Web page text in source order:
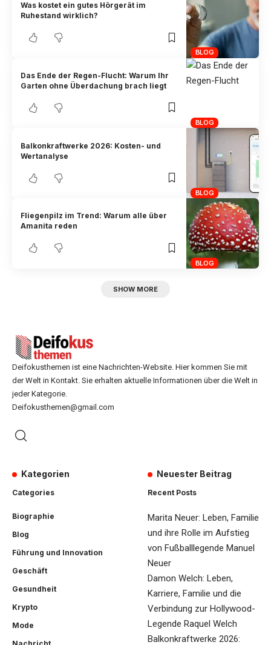
BLOG
Was kostet ein gutes Hörgerät im
Ruhestand wirklich?
BLOG
Das Ende der Regen-Flucht: Warum Ihr
Garten ohne Überdachung brach liegt
BLOG
Balkonkraftwerke 2026: Kosten- und
Wertanalyse
BLOG
Fliegenpilz im Trend: Warum alle über
Amanita reden
SHOW MORE
Deifokusthemen ist eine Nachrichten-Website. Hier kommen Sie mit
der Welt in Kontakt. Sie erhalten aktuelle Informationen über die Welt in
jeder Kategorie.
Deifokusthemen@gmail.com
Kategorien
Categories
Biographie
Blog
Führung und Innovation
Geschäft
Gesundheit
Krypto
Mode
Neuester Beitrag
Recent Posts
Marita Neuer: Leben, Familie
und ihre Rolle im Aufstieg
von Fußballlegende Manuel
Neuer
Damon Welch: Leben,
Karriere, Familie und die
Verbindung zur Hollywood-
Legende Raquel Welch
Balkonkraftwerke 2026: